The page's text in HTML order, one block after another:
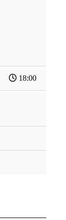
18:00